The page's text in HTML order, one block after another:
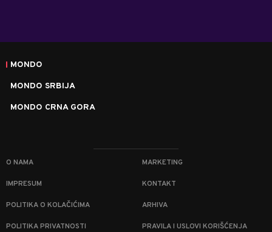
MONDO
MONDO SRBIJA
MONDO CRNA GORA
O NAMA MARKETING
IMPRESUM KONTAKT
POLITIKA O KOLAČIĆIMA ARHIVA
POLITIKA PRIVATNOSTI PRAVILA I USLOVI KORIŠĆENJA